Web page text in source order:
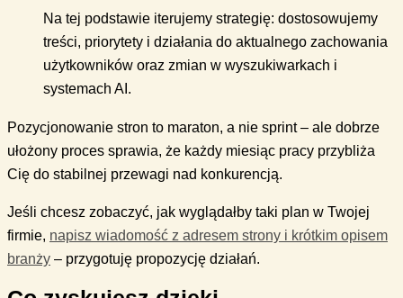
Na tej podstawie iterujemy strategię: dostosowujemy
treści, priorytety i działania do aktualnego zachowania
użytkowników oraz zmian w wyszukiwarkach i
systemach AI.
Pozycjonowanie stron to maraton, a nie sprint – ale dobrze
ułożony proces sprawia, że każdy miesiąc pracy przybliża
Cię do stabilnej przewagi nad konkurencją.
Jeśli chcesz zobaczyć, jak wyglądałby taki plan w Twojej
firmie, napisz wiadomość z adresem strony i krótkim opisem
branży – przygotuję propozycję działań.